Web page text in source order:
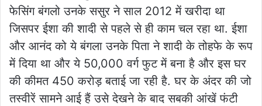
फेसिंग बंगलो उनके ससुर ने साल 2012 में खरीदा था
जिसपर ईशा की शादी से पहले से ही काम चल रहा था. ईशा
और आनंद को ये बंगला उनके पिता ने शादी के तोहफे के रूप
में दिया था और ये 50,000 वर्ग फुट में बना है और इस घर
की कीमत 450 करोड़ बताई जा रही है. घर के अंदर की जो
तस्वीरें सामने आई हैं उसे देखने के बाद सबकी आंखें फंटी